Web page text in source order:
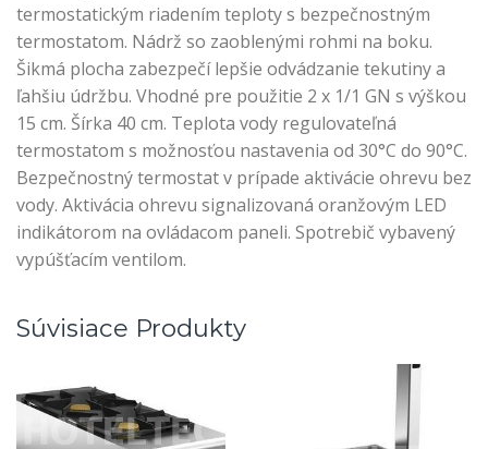
termostatickým riadením teploty s bezpečnostným
termostatom. Nádrž so zaoblenými rohmi na boku.
Šikmá plocha zabezpečí lepšie odvádzanie tekutiny a
ľahšiu údržbu. Vhodné pre použitie 2 x 1/1 GN s výškou
15 cm. Šírka 40 cm. Teplota vody regulovateľná
termostatom s možnosťou nastavenia od 30°C do 90°C.
Bezpečnostný termostat v prípade aktivácie ohrevu bez
vody. Aktivácia ohrevu signalizovaná oranžovým LED
indikátorom na ovládacom paneli. Spotrebič vybavený
vypúšťacím ventilom.
Súvisiace Produkty